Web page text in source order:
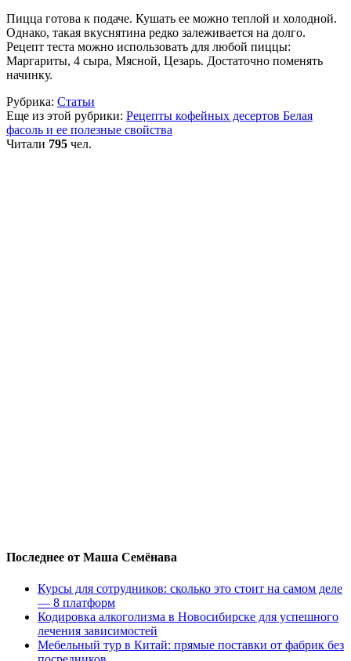
Пицца готова к подаче. Кушать ее можно теплой и холодной.
Однако, такая вкуснятина редко залеживается на долго.
Рецепт теста можно использовать для любой пиццы:
Маргариты, 4 сыра, Мясной, Цезарь. Достаточно поменять
начинку.
Рубрика: Статьи
Еще из этой рубрики: Рецепты кофейных десертов Белая
фасоль и ее полезные свойства
Читали 795 чел.
Последнее от Маша Семёнава
Курсы для сотрудников: сколько это стоит на самом деле
— 8 платформ
Кодировка алкоголизма в Новосибирске для успешного
лечения зависимостей
Мебельный тур в Китай: прямые поставки от фабрик без